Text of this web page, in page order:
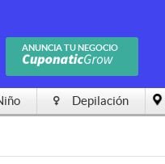
ANUNCIA TU NEGOCIO
Depilación
ANUNCIA TU NEGOCIO
Depilación